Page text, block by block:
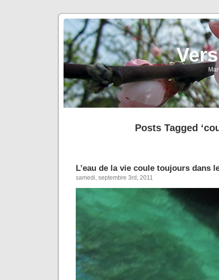
Posts Tagged
L’eau de la vie coule toujours dans
samedi, septembre 3rd, 2011